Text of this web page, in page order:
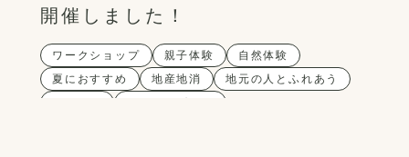
開催しました！
ワークショップ 親子体験
自然体験
夏におすすめ
地産地消
地元の人とふれあう